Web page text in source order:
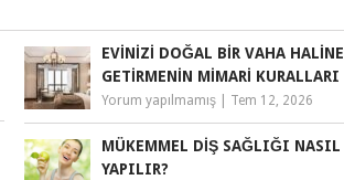
EVINIZI DOĞAL BIR VAHA HALINE
GETIRMENIN MIMARI KURALLARI
Yorum yapılmamış Tem 12, 2026
MÜKEMMEL DIŞ SAĞLIĞI NASIL
YAPILIR?